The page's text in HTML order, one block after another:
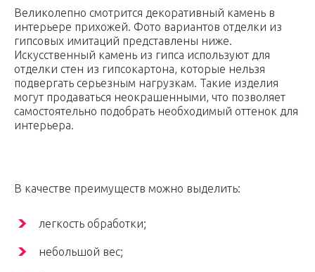
Великолепно смотрится декоративный камень в
интерьере прихожей. Фото вариантов отделки из
гипсовых имитаций представлены ниже.
Искусственный камень из гипса используют для
отделки стен из гипсокартона, которые нельзя
подвергать серьезным нагрузкам. Такие изделия
могут продаваться неокрашенными, что позволяет
самостоятельно подобрать необходимый оттенок для
интерьера.
В качестве преимуществ можно выделить:
легкость обработки;
небольшой вес;